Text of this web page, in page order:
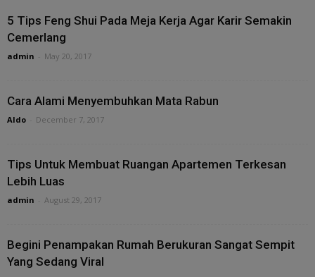
5 Tips Feng Shui Pada Meja Kerja Agar Karir Semakin
Cemerlang
admin May 20, 2017
Cara Alami Menyembuhkan Mata Rabun
Aldo December 7, 2017
Tips Untuk Membuat Ruangan Apartemen Terkesan
Lebih Luas
admin August 29, 2017
Begini Penampakan Rumah Berukuran Sangat Sempit
Yang Sedang Viral